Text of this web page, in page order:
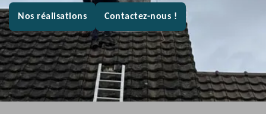
Nos réalisations Contactez-nous !